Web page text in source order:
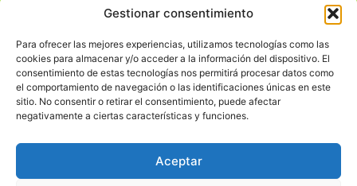
Gestionar consentimiento
Para ofrecer las mejores experiencias, utilizamos tecnologías como las
cookies para almacenar y/o acceder a la información del dispositivo. El
consentimiento de estas tecnologías nos permitirá procesar datos como
el comportamiento de navegación o las identificaciones únicas en este
sitio. No consentir o retirar el consentimiento, puede afectar
negativamente a ciertas características y funciones.
Aceptar
Pensamiento Crítico
Comprender el mundo para transformarlo.
Información Legal
჻Política de privacidad
Política de cookies